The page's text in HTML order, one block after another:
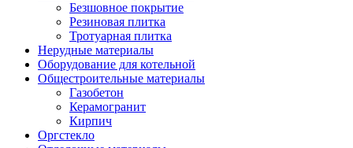
Безшовное покрытие
Резиновая плитка
Тротуарная плитка
Нерудные материалы
Оборудование для котельной
Общестроительные материалы
Газобетон
Керамогранит
Кирпич
Оргстекло